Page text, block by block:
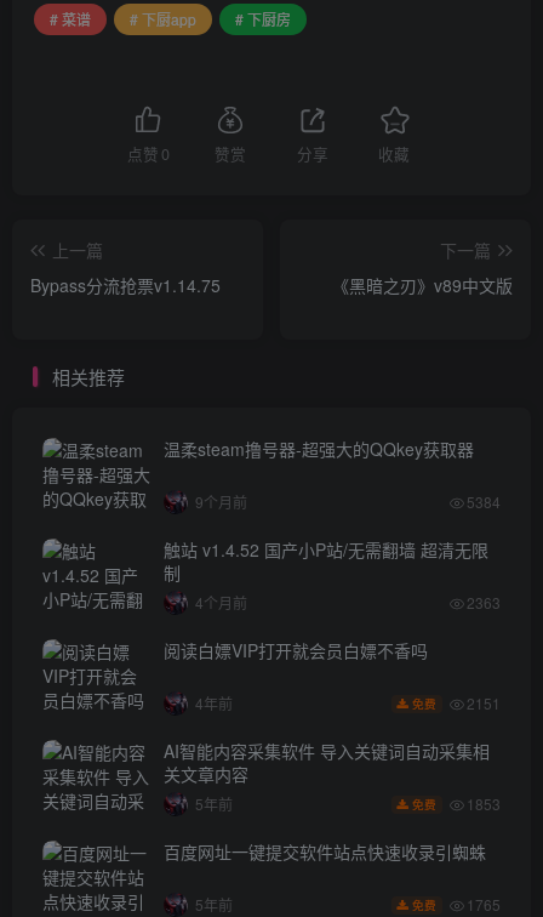
# 菜谱
# 下厨app # 下厨房
点赞 0 赞赏 分享 收藏
上一篇
Bypass分流抢票v1.14.75
下一篇
《黑暗之刃》v89中文版
相关推荐
温柔steam撸号器-超强大的QQkey获取器
9个月前 5384
触站 v1.4.52 国产小P站/无需翻墙 超清无限
制
4个月前 2363
阅读白嫖VIP打开就会员白嫖不香吗
4年前 免费 2151
AI智能内容采集软件 导入关键词自动采集相
关文章内容
5年前 免费 1853
百度网址一键提交软件站点快速收录引蜘蛛
5年前 免费 1765